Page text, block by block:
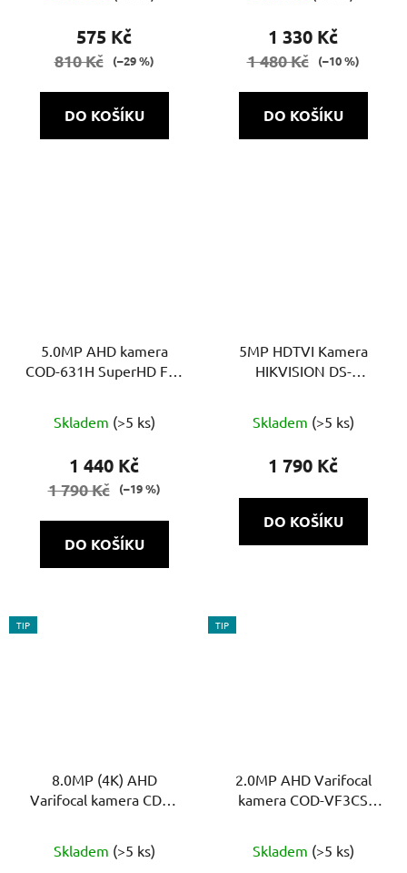
575 Kč
810 Kč (–29 %)
DO KOŠÍKU
1 330 Kč
1 480 Kč (–10 %)
DO KOŠÍKU
5.0MP AHD kamera
COD-631H SuperHD Full
Skladem (>5 ks)
1 440 Kč
1 790 Kč (–19 %)
DO KOŠÍKU
5MP HDTVI Kamera
HIKVISION DS-
hodnocení
produktu
5,0
z
Skladem (>5 ks)
1 790 Kč
DO KOŠÍKU
TIP
8.0MP (4K) AHD
Varifocal kamera CDM-
hodnocení
Skladem (>5 ks)
TIP
2.0MP AHD Varifocal
kamera COD-VF3CS
Skladem (>5 ks)